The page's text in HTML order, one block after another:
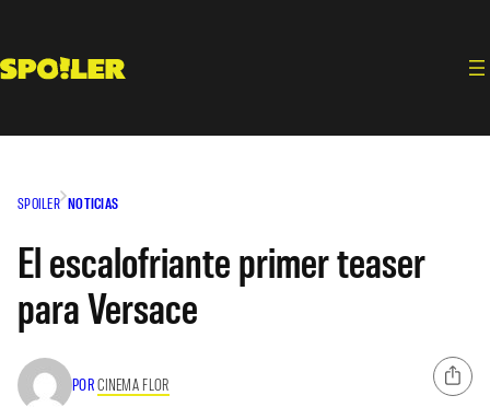
contenido
SPOILER NOTICIAS
El escalofriante primer teaser
para Versace
PORCINEMA FLOR